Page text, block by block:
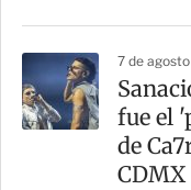
7 de
fue el
de
CDMX